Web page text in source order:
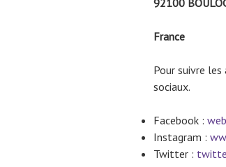
France
Pour suivre
sociaux.
Facebook :
Instagram :
Twitter :